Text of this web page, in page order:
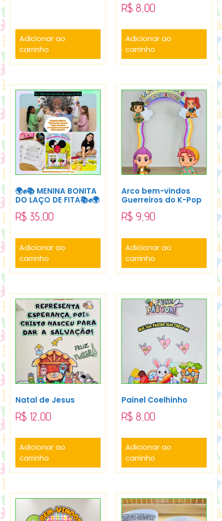
Adicionar ao
carrinho
R$ 8,00
Adicionar ao
carrinho
🌍✊📚 MENINA BONITA
DO LAÇO DE FITA📚✊🌍
R$ 35,00
Adicionar ao
carrinho
Arco bem-vindos
Guerreiros do K-Pop
R$ 9,90
Adicionar ao
carrinho
Natal de Jesus
R$ 12,00
Adicionar ao
carrinho
Painel Coelhinho
R$ 8,00
Adicionar ao
carrinho